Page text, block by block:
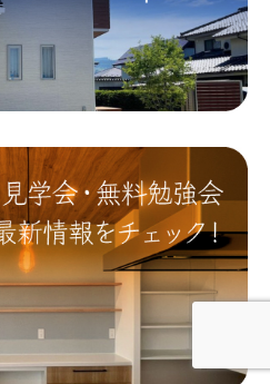
お電話 アクセス